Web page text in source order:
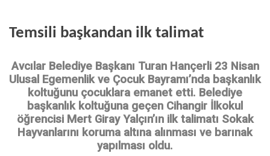
Temsili başkandan ilk talimat
Avcılar Belediye Başkanı Turan Hançerli 23 Nisan
Ulusal Egemenlik ve Çocuk Bayramı’nda başkanlık
koltuğunu çocuklara emanet etti. Belediye
başkanlık koltuğuna geçen Cihangir İlkokul
öğrencisi Mert Giray Yalçın’ın ilk talimatı Sokak
Hayvanlarını koruma altına alınması ve barınak
yapılması oldu.